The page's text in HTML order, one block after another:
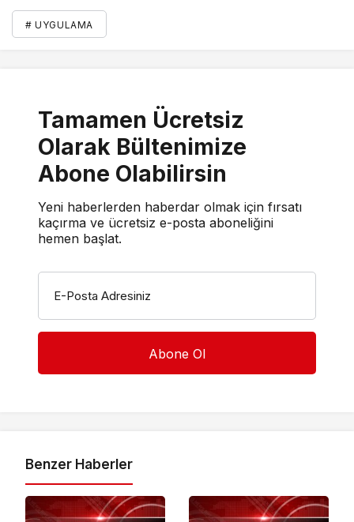
# UYGULAMA
Tamamen Ücretsiz
Olarak Bültenimize
Abone Olabilirsin
Yeni haberlerden haberdar olmak için fırsatı
kaçırma ve ücretsiz e-posta aboneliğini
hemen başlat.
E-Posta Adresiniz
Benzer Haberler